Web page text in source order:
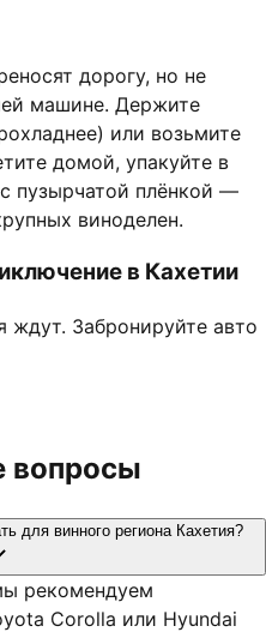
дорогу, но не
машине. Держите
или возьмите
домой, упакуйте в
пузырчатой плёнкой —
виноделен.
в Кахетии
ждут. Забронируйте авто
вопросы
для винного региона Кахетия?
рекомендуем
Corolla или Hyundai